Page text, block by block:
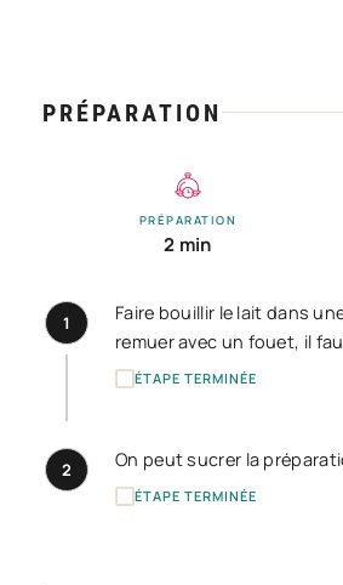
PRÉPARATION
PRÉPARATION
2 min
1
Faire bouillir le lait dans
remuer avec un fouet, il
ÉTAPE TERMINÉE
2 On peut sucrer la
ÉTAPE TERMINÉE